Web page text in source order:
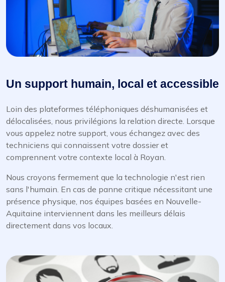
Un support humain, local et accessible
Loin des plateformes téléphoniques déshumanisées et
délocalisées, nous privilégions la relation directe. Lorsque
vous appelez notre support, vous échangez avec des
techniciens qui connaissent votre dossier et
comprennent votre contexte local à Royan.
Nous croyons fermement que la technologie n'est rien
sans l'humain. En cas de panne critique nécessitant une
présence physique, nos équipes basées en Nouvelle-
Aquitaine interviennent dans les meilleurs délais
directement dans vos locaux.